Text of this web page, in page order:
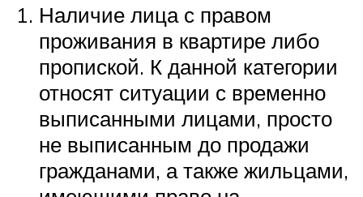
Наличие лица с правом
проживания в квартире либо
пропиской. К данной категории
относят ситуации с временно
выписанными лицами, просто
не выписанным до продажи
гражданами, а также жильцами,